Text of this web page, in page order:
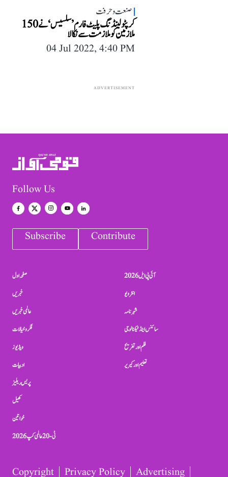
صنعت و حرفت
کرپٹو لینڈنگ پلیٹ فارم ’سلسیس‘ نے 150
ملازمین کو ملازمت سے نکالا
04 Jul 2022, 4:40 PM
ADVERTISEMENT
Follow Us
Subscribe Contribute
صفحہ اول
خبریں
عالمی خبریں
فکر و خیالات
ویڈیوز
ادبیات
پریس ریلیز
کھیل
خواتین
ٹی-20 عالمی کپ 2026
آئی پی ایل 2026
انٹرویو
شہرنامہ
سائنس اینڈ ٹیکنالوجی
فلم اور تفریح
تعلیم اور کیریر
Copyright Privacy Policy Advertising